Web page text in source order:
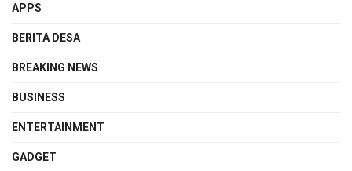
APPS
BERITA DESA
BREAKING NEWS
BUSINESS
ENTERTAINMENT
GADGET